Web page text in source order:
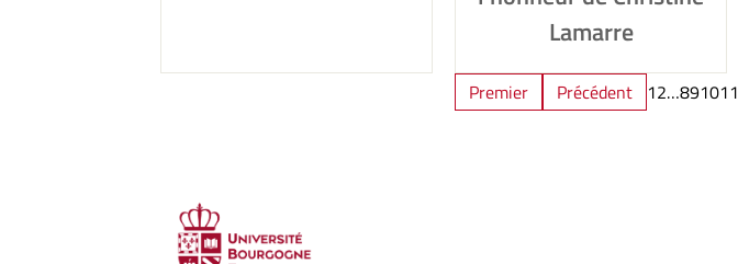
Lamarre
Premier Précédent 12…891011